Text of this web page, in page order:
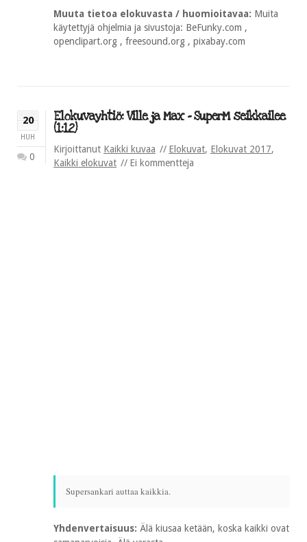
Muuta tietoa elokuvasta / huomioitavaa: Muita
käytettyjä ohjelmia ja sivustoja: BeFunky.com ,
openclipart.org , freesound.org , pixabay.com
20
HUH
0
Elokuvayhtiö: Ville ja Max – SuperM seikkailee
(1:12)
Kirjoittanut Kaikki kuvaa Elokuvat, Elokuvat 2017,
Kaikki elokuvat
Ei kommentteja
Supersankari auttaa kaikkia.
Yhdenvertaisuus: Älä kiusaa ketään, koska kaikki ovat